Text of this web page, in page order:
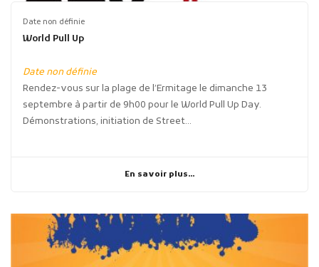
Date non définie
World Pull Up
Date non définie
Rendez-vous sur la plage de l’Ermitage le dimanche 13
septembre à partir de 9h00 pour le World Pull Up Day.
Démonstrations, initiation de Street...
En savoir plus...